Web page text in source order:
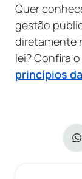
Quer
gestão
diretamente
lei? Confira
princípios